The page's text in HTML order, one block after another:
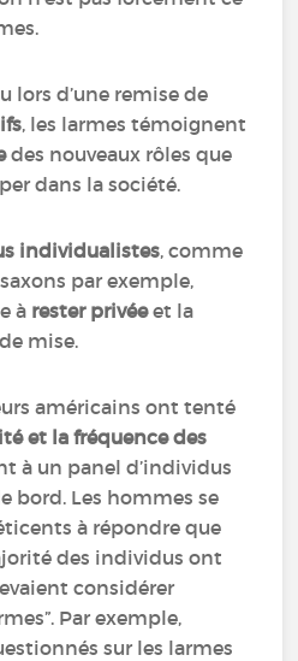
lors d’une remise de
, les larmes témoignent
des nouveaux rôles que
dans la société.
individualistes, comme
par exemple,
à rester privéeet la
mise.
américains ont tenté
et la fréquence des
à un panel d’individus
bord. Les hommes se
à répondre que
des individus ont
considérer
Par exemple,
sur les larmes